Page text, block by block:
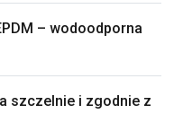
– wodoodporna
szczelnie i zgodnie z